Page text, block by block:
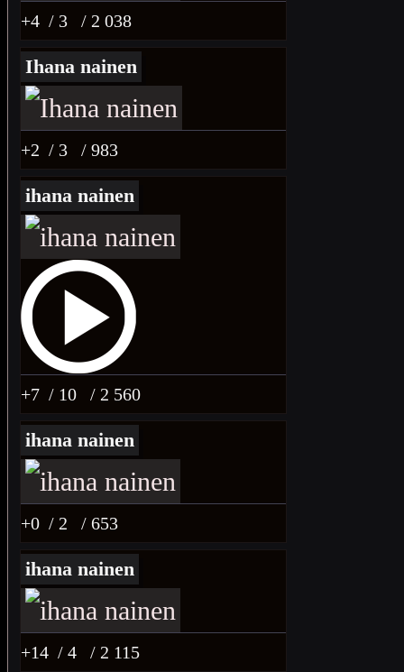
+4 / 3 / 2 038
Ihana nainen
+2 / 3 / 983
ihana nainen
+7 / 10 / 2 560
ihana nainen
+0 / 2 / 653
ihana nainen
+14 / 4 / 2 115